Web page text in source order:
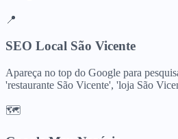
📍
SEO Local São Vicente
Apareça no top do Google para
'restaurante São Vicente', 'loja São
🗺️